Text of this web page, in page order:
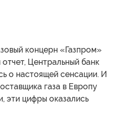
концерн «Газпром»
Центральный банк
о настоящей сенсации. И
газа в Европу
эти цифры оказались